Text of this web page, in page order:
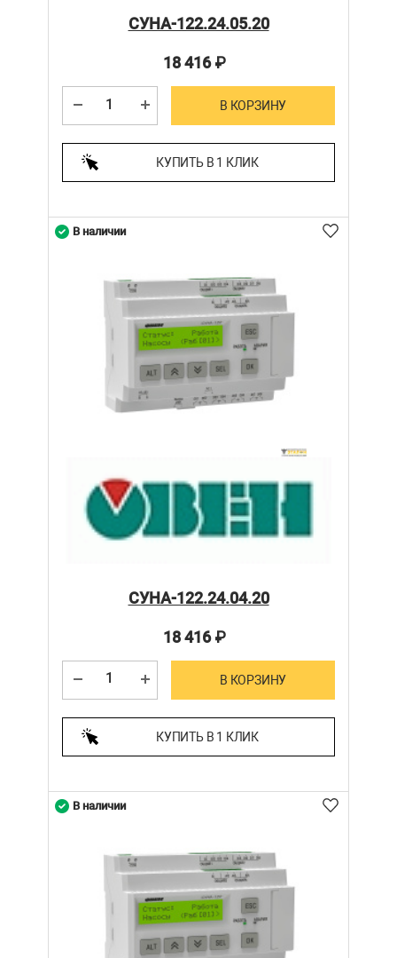
СУНА-122.24.05.20
18 416₽
В КОРЗИНУ
КУПИТЬ В 1 КЛИК
СУНА-122.24.04.20
18 416₽
В КОРЗИНУ
КУПИТЬ В 1 КЛИК
В наличии
В наличии